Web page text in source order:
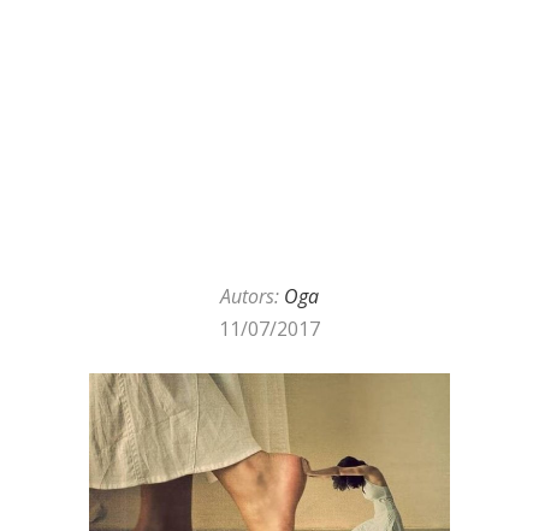
Autors: Oga
11/07/2017